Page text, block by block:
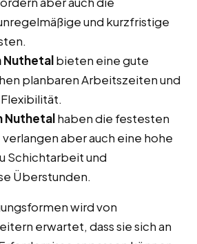
und kurzfristige
Nuthetalbieten eine gute
planbaren Arbeitszeiten und
Nuthetalhaben die festesten
aber auch eine hohe
Schichtarbeit und
Überstunden.
wird von
erwartet, dass sie sich an